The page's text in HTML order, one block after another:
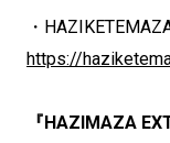
・
https://
『HAZIMAZA